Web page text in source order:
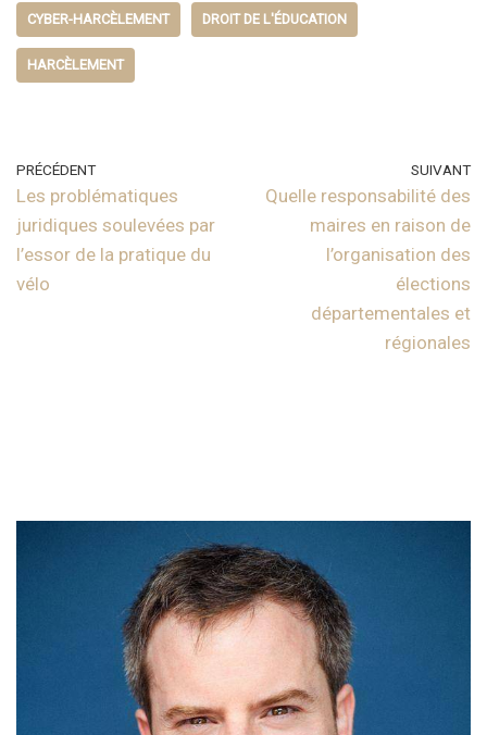
CYBER-HARCÈLEMENT DROIT DE L'ÉDUCATION
HARCÈLEMENT
PRÉCÉDENT
Les problématiques
juridiques soulevées par
l’essor de la pratique du
vélo
SUIVANT
Quelle responsabilité des
maires en raison de
l’organisation des
élections
départementales et
régionales